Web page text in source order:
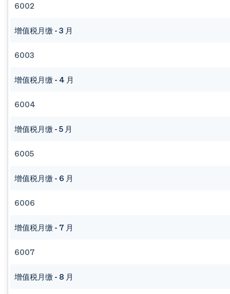
6002
增值税月缴 - 3 月
6003
增值税月缴 - 4 月
6004
增值税月缴 - 5 月
6005
增值税月缴 - 6 月
6006
增值税月缴 - 7 月
6007
增值税月缴 - 8 月